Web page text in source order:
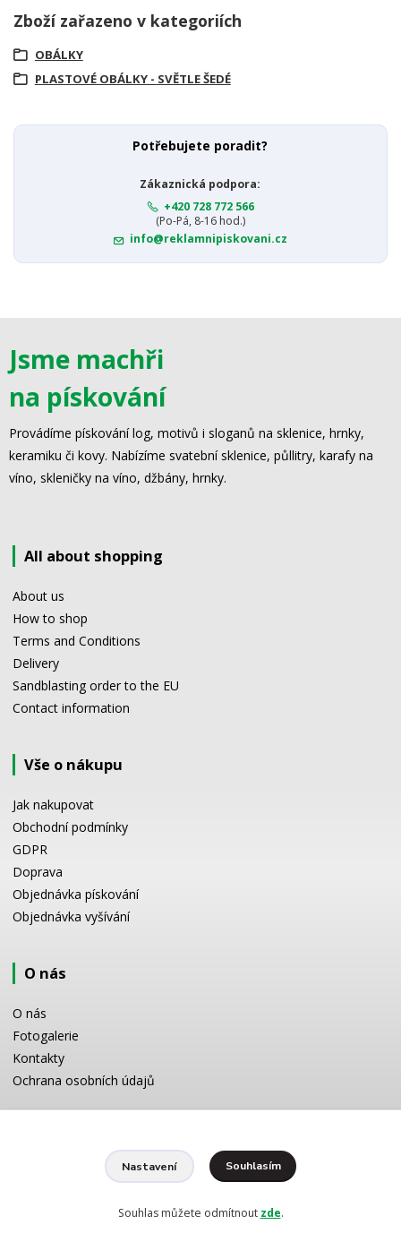
Zboží zařazeno v kategoriích
OBÁLKY
PLASTOVÉ OBÁLKY - SVĚTLE ŠEDÉ
Potřebujete poradit?
Zákaznická podpora:
+420 728 772 566
(Po-Pá, 8-16 hod.)
info@reklamnipiskovani.cz
Jsme machři
na pískování
Provádíme pískování log, motivů i sloganů na sklenice, hrnky,
keramiku či kovy. Nabízíme svatební sklenice, půllitry, karafy na
víno, skleničky na víno, džbány, hrnky.
All about shopping
About us
How to shop
Terms and Conditions
Delivery
Sandblasting order to the EU
Contact information
Vše o nákupu
Jak nakupovat
Obchodní podmínky
GDPR
Doprava
Objednávka pískování
Objednávka vyšívání
O nás
O nás
Fotogalerie
Kontakty
Ochrana osobních údajů
Potřebujete poradit s výběrem? Neváhejte se zeptat:
+420 728 772 566
info@reklamnipiskovani.cz
Nastavení Souhlasím
Souhlas můžete odmítnout zde.